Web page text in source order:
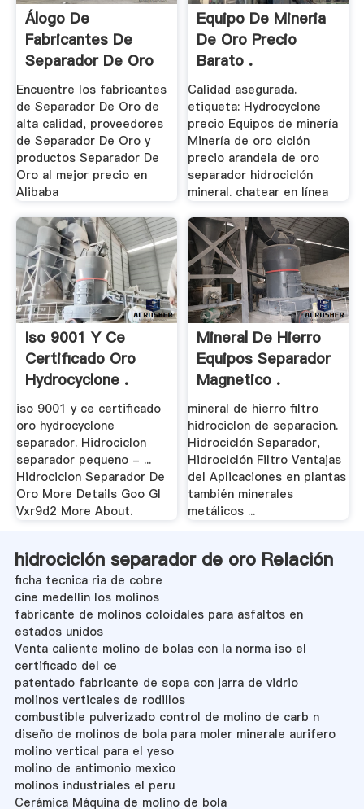
Álogo De
Fabricantes De
Separador De Oro
De .
Encuentre los fabricantes
de Separador De Oro de
alta calidad, proveedores
de Separador De Oro y
productos Separador De
Oro al mejor precio en
Alibaba
Equipo De Mineria
De Oro Precio
Barato .
Calidad asegurada.
etiqueta: Hydrocyclone
precio Equipos de minería
Minería de oro ciclón
precio arandela de oro
separador hidrociclón
mineral. chatear en línea
Iso 9001 Y Ce
Certificado Oro
Hydrocyclone .
iso 9001 y ce certificado
oro hydrocyclone
separador. Hidrociclon
separador pequeno - ...
Hidrociclon Separador De
Oro More Details Goo Gl
Vxr9d2 More About.
Mineral De Hierro
Equipos Separador
Magnetico .
mineral de hierro filtro
hidrociclon de separacion.
Hidrociclón Separador,
Hidrociclón Filtro Ventajas
del Aplicaciones en plantas
también minerales
metálicos ...
hidrociclón separador de oro Relación
ficha tecnica ria de cobre
cine medellin los molinos
fabricante de molinos coloidales para asfaltos en
estados unidos
Venta caliente molino de bolas con la norma iso el
certificado del ce
patentado fabricante de sopa con jarra de vidrio
molinos verticales de rodillos
combustible pulverizado control de molino de carb n
diseño de molinos de bola para moler minerale aurifero
molino vertical para el yeso
molino de antimonio mexico
molinos industriales el peru
Cerámica Máquina de molino de bola